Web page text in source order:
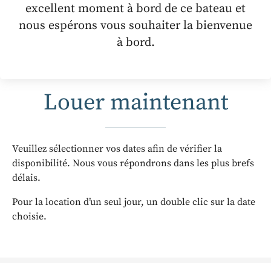
excellent moment à bord de ce bateau et
nous espérons vous souhaiter la bienvenue
à bord.
Louer maintenant
Veuillez sélectionner vos dates afin de vérifier la
disponibilité. Nous vous répondrons dans les plus brefs
délais.
Pour la location d’un seul jour, un double clic sur la date
choisie.